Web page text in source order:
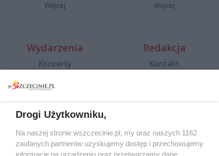
Więcej Więcej
Wydarzenia
Koncerty
Spacery i oprowadzania
targi
Wernisaże
Więcej
Redakcja
Kontakt
Specjalny koncert z okazji
20. urodzin portalu
wSzczecinie.pl
Drogi Użytkowniku,
Na naszej stronie wszczecinie.pl, my oraz naszych 1162
zaufanych partnerów uzyskujemy dostęp i przechowujemy
informacje na urządzeniu oraz przetwarzamy dane